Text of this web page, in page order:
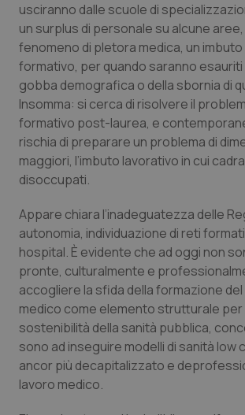
usciranno dalle scuole di
un surplus di personale su alcune
fenomeno di pletora medica, un
formativo, per quando saranno
gobba demografica o della sbornia di
Insomma: si cerca di risolvere il
formativo post-laurea, e
rischia di preparare un problema di
maggiori, l’imbuto lavorativo in cui
disoccupati.
Appare chiara l’inadeguatezza delle
autonomia, individuazione di reti
hospital. È evidente che ad oggi non
pronte, culturalmente e
accogliere la sfida della formazione
medico come elemento strutturale per
sostenibilità della sanità pubblica,
sono ad inseguire modelli di sanità low
ancor più decapitalizzato e
lavoro medico.
I cookie necessari contribuiscono a
sito web abilitandone funzionalità di base
navigazione sulle pagine e l'accesso alle
protette del sito. Il sito web non è in grado
funzionare correttamente senza questi
Nome
VISITOR_PRIVACY_METADATA
YouTube
CookieScriptConsent